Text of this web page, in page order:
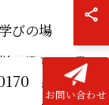
びの場
を超えて、異
ュニケーショ
お問い合わせ